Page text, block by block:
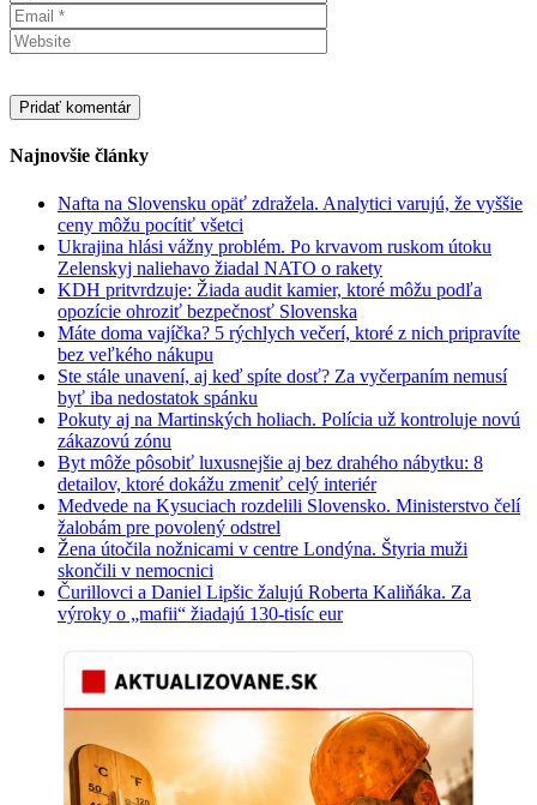
Najnovšie články
Nafta na Slovensku opäť zdražela. Analytici varujú, že vyššie
ceny môžu pocítiť všetci
Ukrajina hlási vážny problém. Po krvavom ruskom útoku
Zelenskyj naliehavo žiadal NATO o rakety
KDH pritvrdzuje: Žiada audit kamier, ktoré môžu podľa
opozície ohroziť bezpečnosť Slovenska
Máte doma vajíčka? 5 rýchlych večerí, ktoré z nich pripravíte
bez veľkého nákupu
Ste stále unavení, aj keď spíte dosť? Za vyčerpaním nemusí
byť iba nedostatok spánku
Pokuty aj na Martinských holiach. Polícia už kontroluje novú
zákazovú zónu
Byt môže pôsobiť luxusnejšie aj bez drahého nábytku: 8
detailov, ktoré dokážu zmeniť celý interiér
Medvede na Kysuciach rozdelili Slovensko. Ministerstvo čelí
žalobám pre povolený odstrel
Žena útočila nožnicami v centre Londýna. Štyria muži
skončili v nemocnici
Čurillovci a Daniel Lipšic žalujú Roberta Kaliňáka. Za
výroky o „mafii“ žiadajú 130-tisíc eur